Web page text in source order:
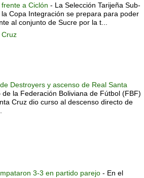
a Ciclón - La Selección Tarijeña Sub-
Copa Integración se prepara para poder
al conjunto de Sucre por la t...
Destroyers y ascenso de Real Santa
de la Federación Boliviana de Fútbol (FBF)
Cruz dio curso al descenso directo de
3-3 en partido parejo - En el